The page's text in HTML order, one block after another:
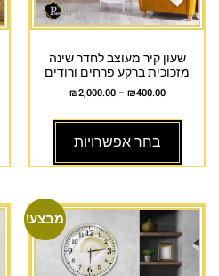
שעון קיר מעוצב לחדר שינה
מזכוכית ברקע פרחים ורודים
₪400.00
–
₪2,000.00
בחר אפשרויות
מבצע!